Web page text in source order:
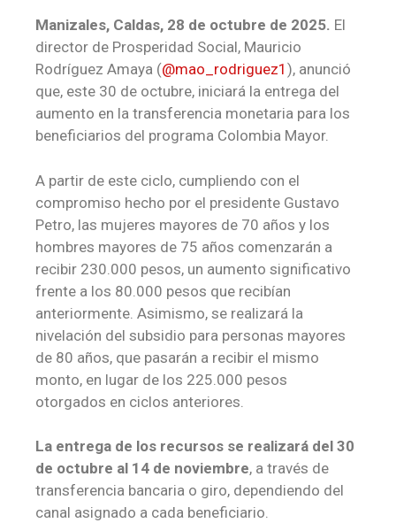
Manizales, Caldas, 28 de octubre de 2025. El
director de Prosperidad Social, Mauricio
Rodríguez Amaya (@mao_rodriguez1 ), anunció
que, este 30 de octubre, iniciará la entrega del
aumento en la transferencia monetaria para los
beneficiarios del programa Colombia Mayor.
A partir de este ciclo, cumpliendo con el
compromiso hecho por el presidente Gustavo
Petro, las mujeres mayores de 70 años y los
hombres mayores de 75 años comenzarán a
recibir 230.000 pesos, un aumento significativo
frente a los 80.000 pesos que recibían
anteriormente. Asimismo, se realizará la
nivelación del subsidio para personas mayores
de 80 años, que pasarán a recibir el mismo
monto, en lugar de los 225.000 pesos
otorgados en ciclos anteriores.
La entrega de los recursos se realizará del 30
de octubre al 14 de noviembre, a través de
transferencia bancaria o giro, dependiendo del
canal asignado a cada beneficiario.